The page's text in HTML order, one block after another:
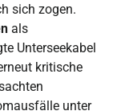
sich zogen.
als
Unterseekabel
kritische
unter